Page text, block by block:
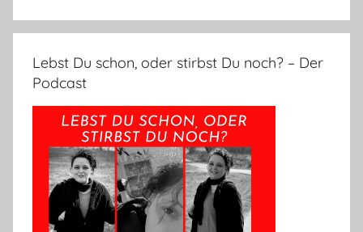
Lebst Du schon, oder stirbst Du noch? – Der
Podcast